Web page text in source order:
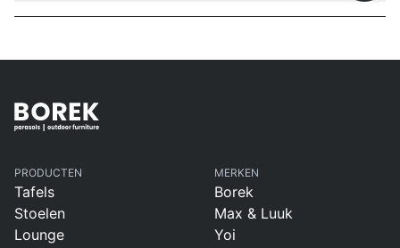
PRODUCTEN
Tafels
Stoelen
Lounge
MERKEN
Borek
Max & Luuk
Yoi